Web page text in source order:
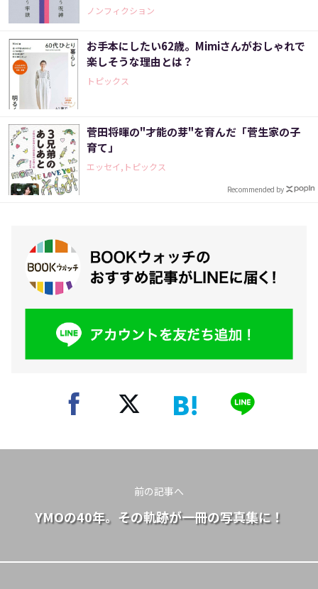
ノンフィクション
お手本にしたい62歳。Mimiさんがおしゃれで
楽しそうな理由とは？
トピックス
菅田将暉の"才能の芽"を育んだ「菅生家の子
育て」
エッセイ,トピックス
Recommended by
前の記事へ
YMOの40年。その軌跡が一冊の写真集に！